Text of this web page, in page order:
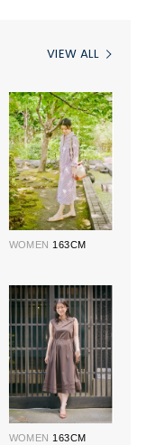
VIEW ALL
WOMEN 163CM
WOMEN 163CM